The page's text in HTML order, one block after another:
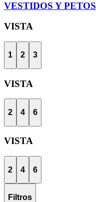
VESTIDOS Y PETOS
VISTA
1 2 3
VISTA
2 4 6
VISTA
2 4 6
Filtros